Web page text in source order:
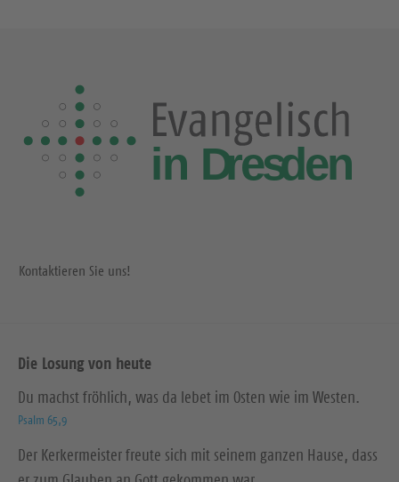
Kontaktieren Sie uns!
Die Losung von heute
Du machst fröhlich, was da lebet im Osten wie im Westen.
Psalm 65,9
Der Kerkermeister freute sich mit seinem ganzen Hause, dass